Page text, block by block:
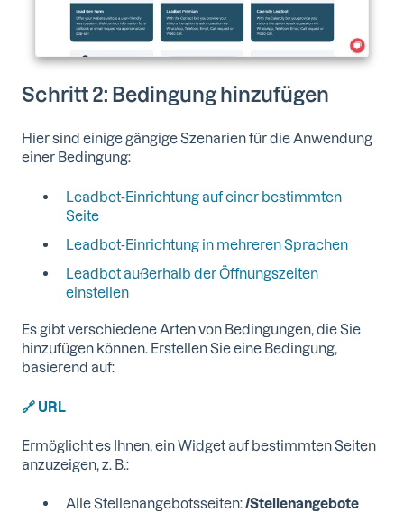
Schritt 2: Bedingung hinzufügen
Hier sind einige gängige Szenarien für die Anwendung
einer Bedingung:
Leadbot-Einrichtung auf einer bestimmten
Seite
Leadbot-Einrichtung in mehreren Sprachen
Leadbot außerhalb der Öffnungszeiten
einstellen
Es gibt verschiedene Arten von Bedingungen, die Sie
hinzufügen können. Erstellen Sie eine Bedingung,
basierend auf:
🔗 URL
Ermöglicht es Ihnen, ein Widget auf bestimmten Seiten
anzuzeigen, z. B.:
Alle Stellenangebotsseiten:/Stellenangebote